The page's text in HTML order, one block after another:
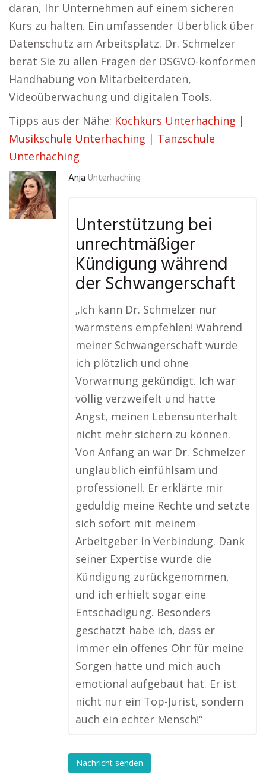
daran, Ihr Unternehmen auf einem sicheren
Kurs zu halten. Ein umfassender Überblick über
Datenschutz am Arbeitsplatz. Dr. Schmelzer
berät Sie zu allen Fragen der DSGVO-konformen
Handhabung von Mitarbeiterdaten,
Videoüberwachung und digitalen Tools.
Tipps aus der Nähe: Kochkurs Unterhaching |
Musikschule Unterhaching | Tanzschule
Unterhaching
Anja Unterhaching
Unterstützung bei
unrechtmäßiger
Kündigung während
der Schwangerschaft
„Ich kann Dr. Schmelzer nur
wärmstens empfehlen! Während
meiner Schwangerschaft wurde
ich plötzlich und ohne
Vorwarnung gekündigt. Ich war
völlig verzweifelt und hatte
Angst, meinen Lebensunterhalt
nicht mehr sichern zu können.
Von Anfang an war Dr. Schmelzer
unglaublich einfühlsam und
professionell. Er erklärte mir
geduldig meine Rechte und setzte
sich sofort mit meinem
Arbeitgeber in Verbindung. Dank
seiner Expertise wurde die
Kündigung zurückgenommen,
und ich erhielt sogar eine
Entschädigung. Besonders
geschätzt habe ich, dass er
immer ein offenes Ohr für meine
Sorgen hatte und mich auch
emotional aufgebaut hat. Er ist
nicht nur ein Top-Jurist, sondern
auch ein echter Mensch!“
Nachricht senden